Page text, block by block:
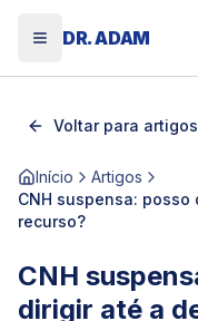
DR. ADAM
Voltar para artigos
Início
Artigos
CNH suspensa:
recurso?
CNH
dirigir até a